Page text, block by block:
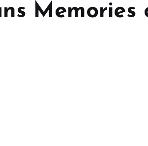
Memories